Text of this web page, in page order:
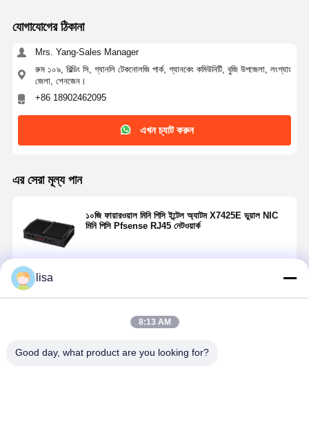
যোগাযোগের ঠিকানা
Mrs. Yang-Sales Manager
রুম ১০৯, বিল্ডিং সি, গ্যানলি টেকনোলজি পার্ক, গ্যানকেং কমিউনিটি, বুজি উপজেলা, লংগ্যাং
জেলা, শেনজেন।
+86 18902462095
এখন চ্যাট করুন
এর সেরা মূল্য পান
১০জি ফায়ারওয়াল মিনি পিসি ইন্টেল অ্যাটম X7425E ডুয়াল NIC
মিনি পিসি Pfsense RJ45 নেটওয়ার্ক
lisa
8:13 AM
Good day, what product are you looking for?